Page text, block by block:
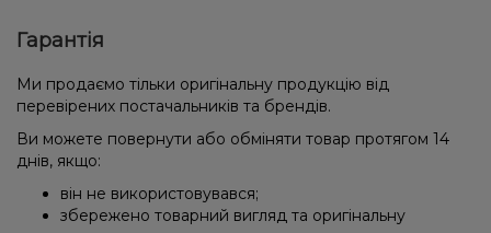
Гарантія
Ми продаємо тільки оригінальну продукцію від
перевірених постачальників та брендів.
Ви можете повернути або обміняти товар протягом 14
днів, якщо:
він не використовувався;
збережено товарний вигляд та оригінальну